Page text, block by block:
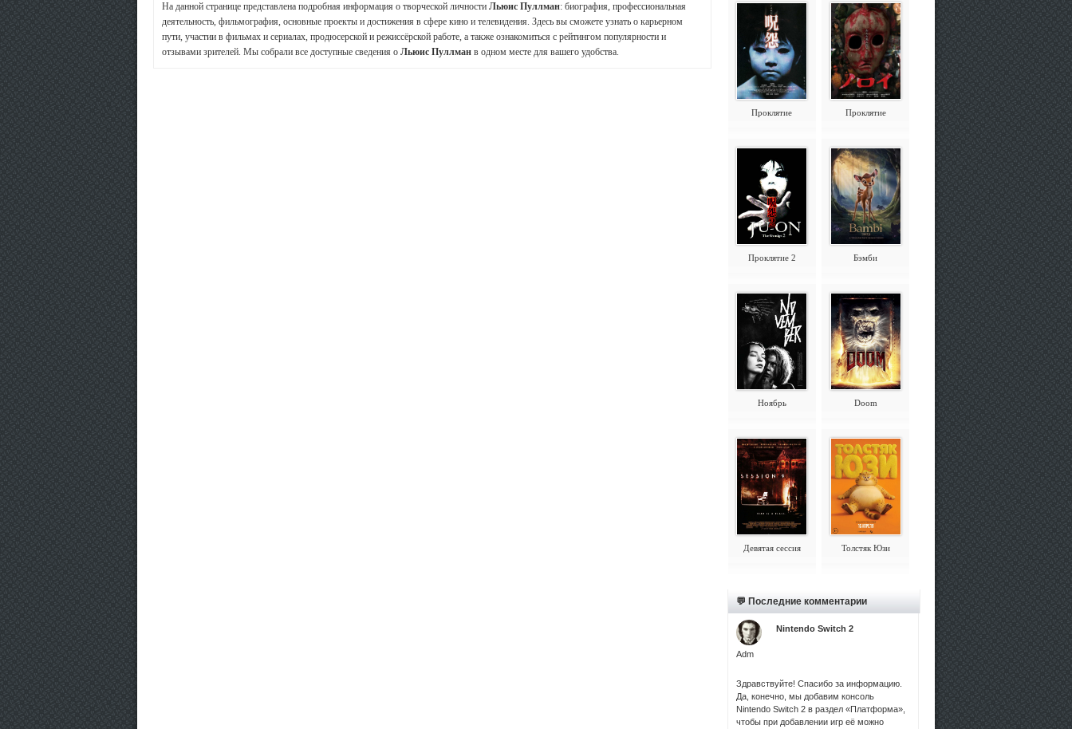
На данной странице представлена подробная информация о творческой личности Льюис Пуллман: биография, профессиональная
деятельность, фильмография, основные проекты и достижения в сфере кино и телевидения. Здесь вы сможете узнать о карьерном
пути, участии в фильмах и сериалах, продюсерской и режиссёрской работе, а также ознакомиться с рейтингом популярности и
отзывами зрителей. Мы собрали все доступные сведения о Льюис Пуллман в одном месте для вашего удобства.
Проклятие Проклятие
Проклятие 2 Бэмби
Ноябрь Doom
Девятая сессия Толстяк Юзи
💬 Последние комментарии
Adm
Nintendo Switch 2
Здравствуйте! Спасибо за информацию.
Да, конечно, мы добавим консоль
Nintendo Switch 2 в раздел «Платформа»,
чтобы при добавлении игр её можно